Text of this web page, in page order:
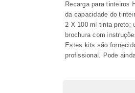
Recarga para tinteiros
da capacidade do
2 X 100 ml tinta preto;
brochura com
Estes kits são
profissional. Pode